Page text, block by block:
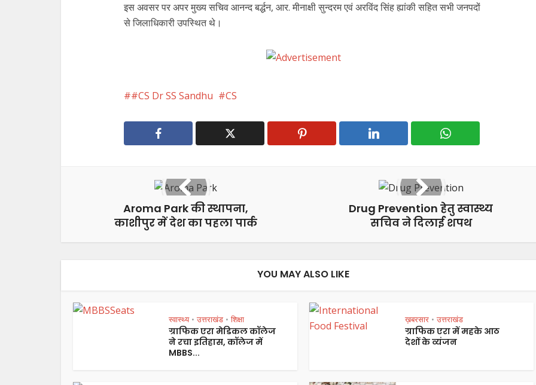
इस अवसर पर अपर मुख्य सचिव आनन्द बर्द्धन, आर. मीनाक्षी सुन्दरम एवं अरविंद सिंह ह्यांकी सहित सभी जनपदों
से जिलाधिकारी उपस्थित थे।
#CS Dr SS Sandhu CS
Aroma Park की स्थापना,
काशीपुर में देश का पहला पार्क
Drug Prevention हेतु स्वास्थ्य
सचिव ने दिलाई शपथ
YOU MAY ALSO LIKE
स्वास्थ्य • उत्तराखंड • शिक्षा
ग्राफिक एरा मेडिकल कॉलेज
ने रचा इतिहास, कॉलेज में
MBBS...
ख़बरसार • उत्तराखंड
ग्राफिक एरा में महके आठ
देशों के व्यंजन